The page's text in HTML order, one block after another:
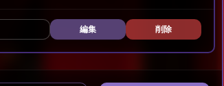
編集 削除